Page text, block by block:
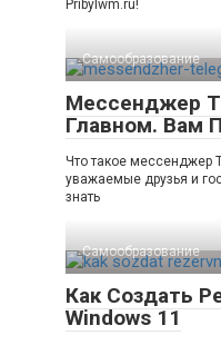
Pribylwm.ru!
Самообразование
Мессенджер
Главном. Вам
Что такое мессенджер
уважаемые друзья и
знать
Самообразование
Как Создать
Windows 11